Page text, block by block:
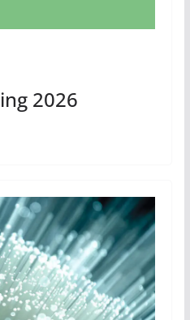
2026